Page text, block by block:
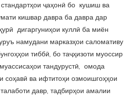
ҷаҳонӣ бо кушиш ва
кишвар давра ба давра дар
дигаргуниҳои куллӣ ба миён
намудани марказҳои саломативу
тиббӣ, бо таҷҳизоти муоссир
тандурустӣ, омода
соҳавӣ ва ифтитоҳи озмоишгоҳҳои
давр, тадбирҳои амалии